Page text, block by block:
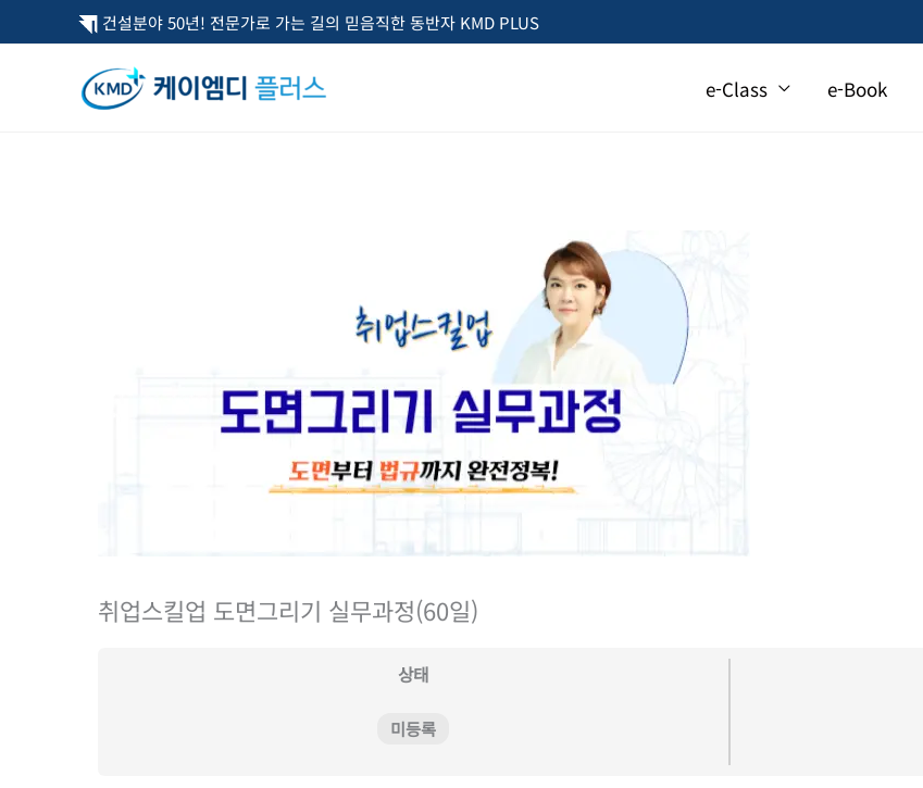
텐
건설분야 50년! 전문가로 가는 길의 믿음직한 동반자 KMD PLUS
e-Class e-Book
취업스킬업 도면그리기 실무과정(60일)
상태
미등록